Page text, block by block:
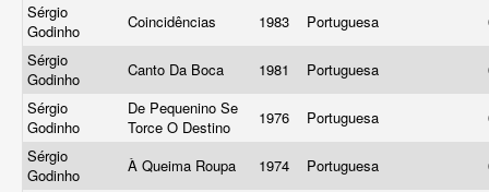
Sérgio
Godinho
Coincidências 1983 Portuguesa
Sérgio
Godinho
Canto Da Boca 1981 Portuguesa
Sérgio
Godinho
De Pequenino Se
Torce O Destino
1976 Portuguesa
Sérgio
Godinho
À Queima Roupa 1974 Portuguesa